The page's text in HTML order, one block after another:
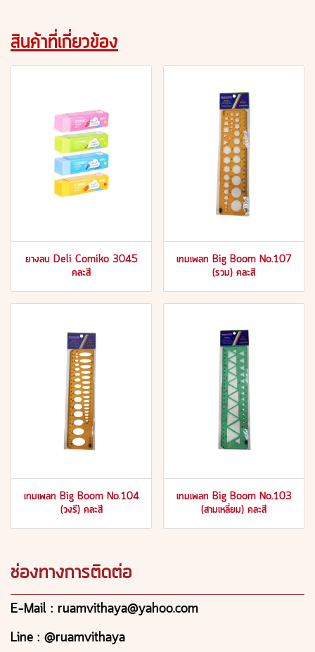
สินค้าที่เกี่ยวข้อง
ยางลบ Deli Comiko 3045
คละสี
เทมเพลท Big Boom No.107
(รวม) คละสี
เทมเพลท Big Boom No.104
(วงรี) คละสี
เทมเพลท Big Boom No.103
(สามเหลี่ยม) คละสี
ช่องทางการติดต่อ
E-Mail : ruamvithaya@yahoo.com
Line : @ruamvithaya